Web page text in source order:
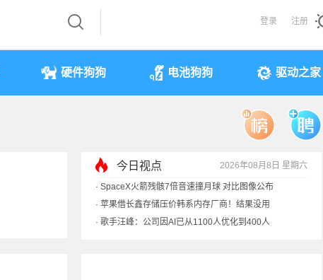
登录 注册
硬件狗狗 电池狗狗 驱动之家
今日视点 2026年08月8日 星期六
· SpaceX火箭残骸7倍音速撞月球 对比图像公布
· 苹果借长鑫存储压价韩系内存厂商！结果没用
· 歌手汪峰：公司因AI已从1100人优化到400人